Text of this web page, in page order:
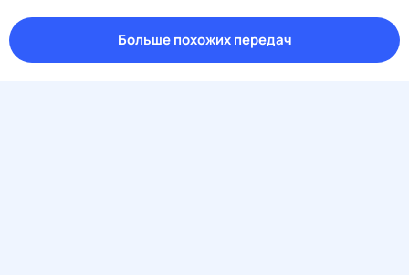
Больше похожих передач